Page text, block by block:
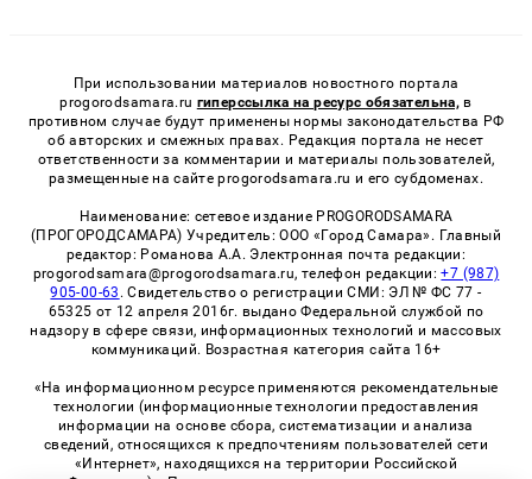
При использовании материалов новостного портала
progorodsamara.ru гиперссылка на ресурс обязательна, в
противном случае будут применены нормы законодательства РФ
об авторских и смежных правах. Редакция портала не несет
ответственности за комментарии и материалы пользователей,
размещенные на сайте progorodsamara.ru и его субдоменах.
Наименование: сетевое издание PROGORODSAMARA
(ПРОГОРОДСАМАРА) Учредитель: ООО «Город Самара». Главный
редактор: Романова А.А. Электронная почта редакции:
progorodsamara@progorodsamara.ru, телефон редакции:+7 (987)
905-00-63 . Свидетельство о регистрации СМИ: ЭЛ № ФС 77 -
65325 от 12 апреля 2016г. выдано Федеральной службой по
надзору в сфере связи, информационных технологий и массовых
коммуникаций. Возрастная категория сайта 16+
«На информационном ресурсе применяются рекомендательные
технологии (информационные технологии предоставления
информации на основе сбора, систематизации и анализа
сведений, относящихся к предпочтениям пользователей сети
«Интернет», находящихся на территории Российской